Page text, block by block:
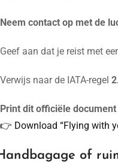
Neem contact op met de
Geef aan dat je reist met
Verwijs naar de IATA-regel
Print dit officiële
👉 Download “Flying with
of